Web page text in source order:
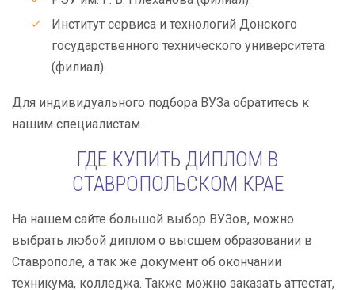
Институт сервиса и технологий Донского
государственного технического университета
(филиал).
Для индивидуального подбора ВУЗа обратитесь к
нашим специалистам.
ГДЕ КУПИТЬ ДИПЛОМ В
СТАВРОПОЛЬСКОМ КРАЕ
На нашем сайте большой выбор ВУЗов, можно
выбрать любой диплом о высшем образовании в
Ставрополе, а так же документ об окончании
техникума, колледжа. Также можно заказать аттестат,